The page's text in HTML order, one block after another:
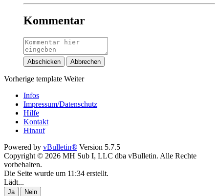
Kommentar
Abschicken Abbrechen
Vorherige template Weiter
Infos
Impressum/Datenschutz
Hilfe
Kontakt
Hinauf
Powered by vBulletin® Version 5.7.5
Copyright © 2026 MH Sub I, LLC dba vBulletin. Alle Rechte
vorbehalten.
Die Seite wurde um 11:34 erstellt.
Lädt...
Ja Nein